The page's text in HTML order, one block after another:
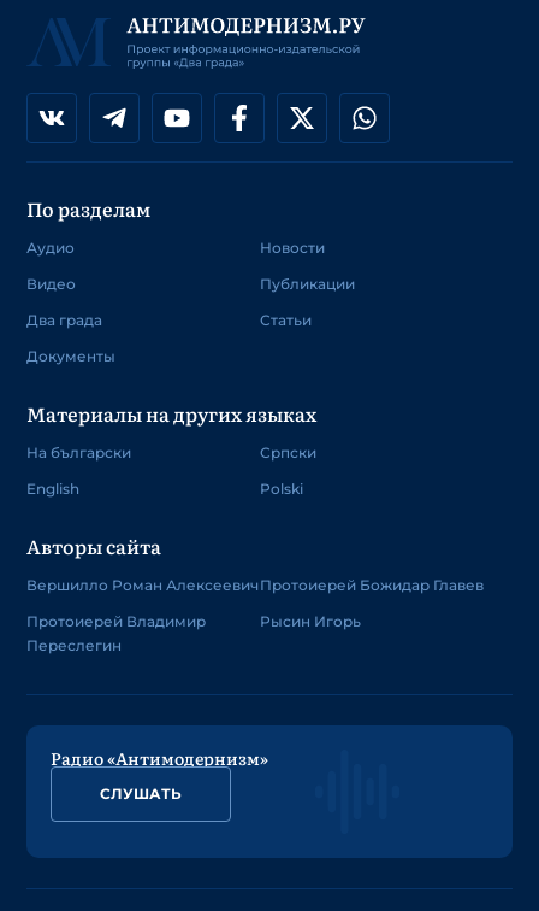
По разделам
Аудио
Видео
Два града
Документы
Новости
Публикации
Статьи
Материалы на других языках
На български
English
Српски
Polski
Авторы сайта
Вершилло Роман Алексеевич
Протоиерей Владимир
Переслегин
Протоиерей Божидар Главев
Рысин Игорь
Радио «Антимодернизм»
СЛУШАТЬ